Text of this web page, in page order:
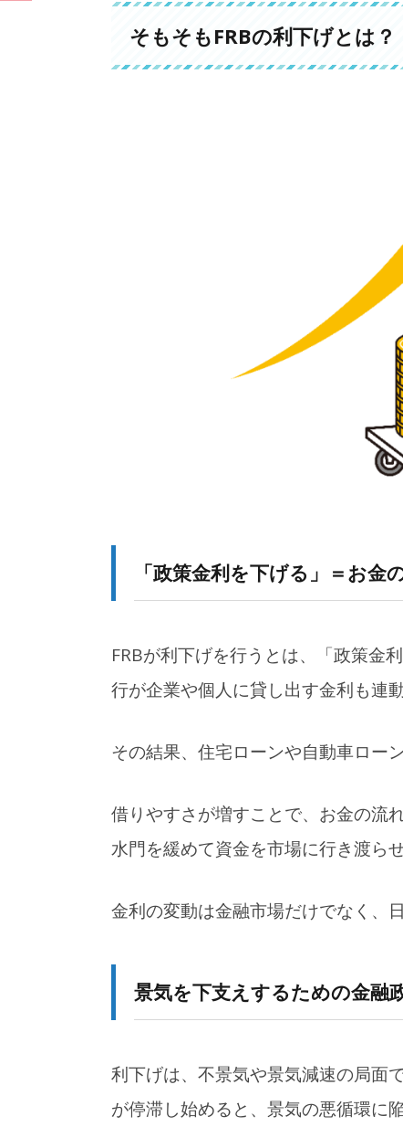
1-2. 景気を下支えするための金融政
1-3. 企業・個人の投資や消費が活発
住宅ローンや企業の借入コスト
ただし、インフレが再燃するリ
為替：ドル安・円高が進みやす
株価：米株高の影響で日本株も
債券：金利低下で日本国債も買
4-3. 投資家にとっての注意点
5-1. FRBの政策は世界に波及するた
5-3. 投資・生活費・働き方への影響
まとめ：なんだかんだ言っても未
そもそもFRBの利下げとは？
「政策金利を下げる」＝お金
FRBが利下げを行うとは、「政策金
行が企業や個人に貸し出す金利も連
その結果、住宅ローンや自動車ロー
借りやすさが増すことで、お金の流
水門を緩めて資金を市場に行き渡ら
金利の変動は金融市場だけでなく、
景気を下支えするための金融
利下げは、不景気や景気減速の局面
が停滞し始めると、景気の悪循環に
2025年12月31日
何事もなく過ごせてい
のは、知らない誰かの